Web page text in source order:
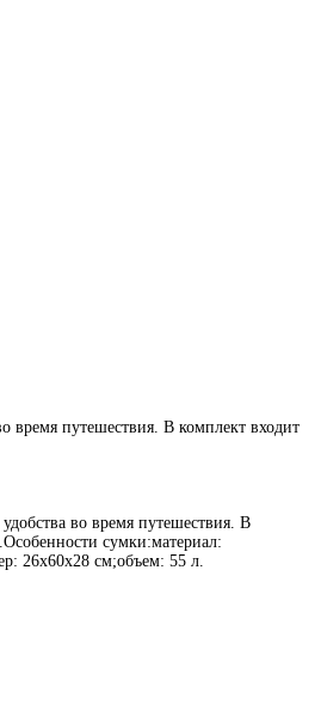
путешествия. В комплект входит
во время путешествия. В
сумки:материал:
26х60х28 см;объем: 55 л.